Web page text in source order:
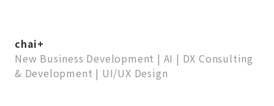
chai+
New Business Development | AI | DX Consulting
& Development | UI/UX Design